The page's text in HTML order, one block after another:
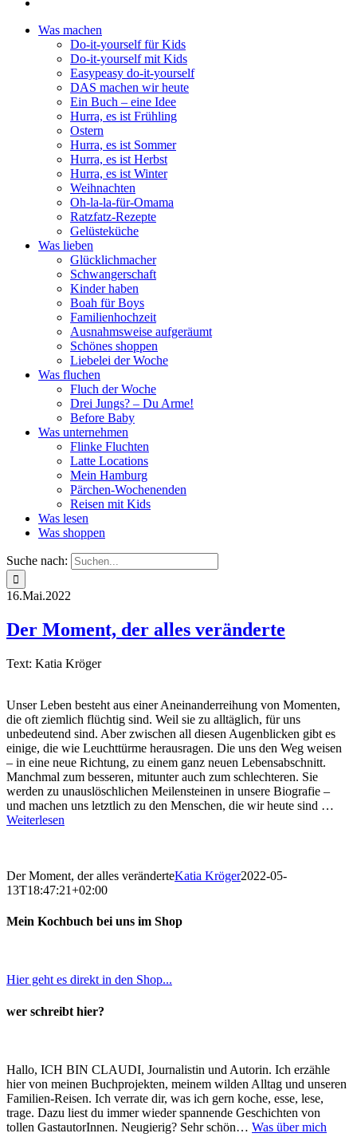
Was machen
Do-it-yourself für Kids
Do-it-yourself mit Kids
Easypeasy do-it-yourself
DAS machen wir heute
Ein Buch – eine Idee
Hurra, es ist Frühling
Ostern
Hurra, es ist Sommer
Hurra, es ist Herbst
Hurra, es ist Winter
Weihnachten
Oh-la-la-für-Omama
Ratzfatz-Rezepte
Gelüsteküche
Was lieben
Glücklichmacher
Schwangerschaft
Kinder haben
Boah für Boys
Familienhochzeit
Ausnahmsweise aufgeräumt
Schönes shoppen
Liebelei der Woche
Was fluchen
Fluch der Woche
Drei Jungs? – Du Arme!
Before Baby
Was unternehmen
Flinke Fluchten
Latte Locations
Mein Hamburg
Pärchen-Wochenenden
Reisen mit Kids
Was lesen
Was shoppen
Suche nach:
16.Mai.2022
Der Moment, der alles veränderte
Text: Katia Kröger
Unser Leben besteht aus einer Aneinanderreihung von Momenten,
die oft ziemlich flüchtig sind. Weil sie zu alltäglich, für uns
unbedeutend sind. Aber zwischen all diesen Augenblicken gibt es
einige, die wie Leuchttürme herausragen. Die uns den Weg weisen
– in eine neue Richtung, zu einem ganz neuen Lebensabschnitt.
Manchmal zum besseren, mitunter auch zum schlechteren. Sie
werden zu unauslöschlichen Meilensteinen in unsere Biografie –
und machen uns letztlich zu den Menschen, die wir heute sind …
Weiterlesen
Der Moment, der alles veränderteKatia Kröger2022-05-
13T18:47:21+02:00
Mein Kochbuch bei uns im Shop
Hier geht es direkt in den Shop...
wer schreibt hier?
Hallo, ICH BIN CLAUDI, Journalistin und Autorin. Ich erzähle
hier von meinen Buchprojekten, meinem wilden Alltag und unseren
Familien-Reisen. Ich verrate dir, was ich gern koche, esse, lese,
trage. Dazu liest du immer wieder spannende Geschichten von
tollen GastautorInnen. Neugierig? Sehr schön… Was über mich